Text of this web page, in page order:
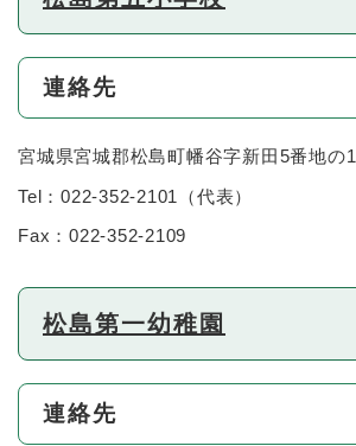
連絡先
宮城県宮城郡松島町幡谷字新田5番地の1
Tel：022-352-2101
（代表）
Fax：022-352-2109
松島第一幼稚園
連絡先